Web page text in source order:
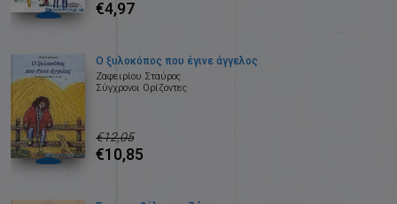
€4,97
Ο ξυλοκόπος που έγινε άγγελος
Ζαφειρίου Σταύρος
Σύγχρονοι Ορίζοντες
€12,05
€10,85